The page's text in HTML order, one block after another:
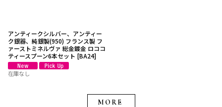
アンティークシルバー、アンティー
ク銀器、純銀製(950) フランス製 フ
ァーストミネルヴァ 総金鍍金 ロココ
ティースプーン6本セット [BA24]
在庫なし
MORE